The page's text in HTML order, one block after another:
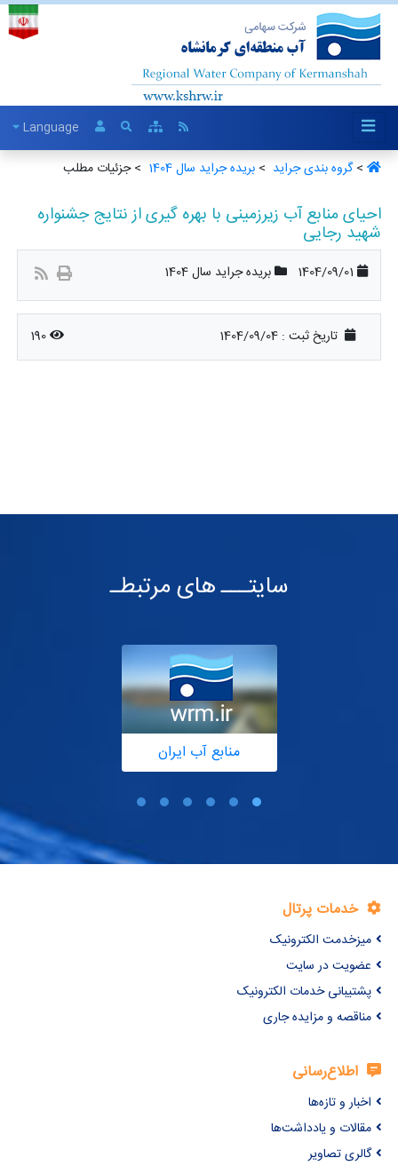
Language
>گروه بندی جراید ‏ >بریده جراید سال 1404 ‏ > جزئیات مطلب
احیای منابع آب زیرزمینی با بهره گیری از نتایج جشنواره
شهید رجایی
1404/09/01 بریده جراید سال 1404
تاریخ ثبت :1404/09/04
190
سایتـــ های مرتبطـ
منابع آب ایران
خدمات پرتال
میزخدمت الکترونیک
عضویت در سایت
پشتیبانی خدمات الکترونیک
مناقصه و مزایده جاری
اطلاع‌رسانی
اخبار و تازه‌ها
مقالات و یادداشت‌ها
گالری تصاویر